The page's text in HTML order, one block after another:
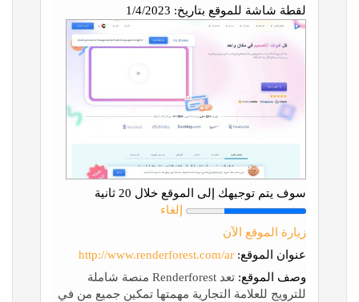
لقطة شاشة للموقع بتاريخ:
سوف يتم توجيهك إلى الموقع خلال 20 ثانية
إلغاء
زيارة الموقع الآن
عنوان الموقع: http://www.renderforest.com/ar
وصف الموقع:
تعد Renderforest منصة شاملة
للترويج للعلامة التجارية مهمتها تمكين جميع من في